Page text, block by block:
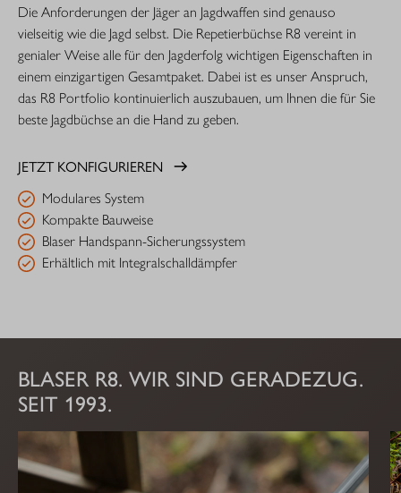
Die Anforderungen der Jäger an Jagdwaffen sind genauso
vielseitig wie die Jagd selbst. Die Repetierbüchse R8 vereint in
genialer Weise alle für den Jagderfolg wichtigen Eigenschaften in
einem einzigartigen Gesamtpaket. Dabei ist es unser Anspruch,
das R8 Portfolio kontinuierlich auszubauen, um Ihnen die für Sie
beste Jagdbüchse an die Hand zu geben.
JETZT KONFIGURIEREN
Modulares System
Kompakte Bauweise
Blaser Handspann-Sicherungssystem
Erhältlich mit Integralschalldämpfer
BLASER R8. WIR SIND GERADEZUG.
SEIT 1993.